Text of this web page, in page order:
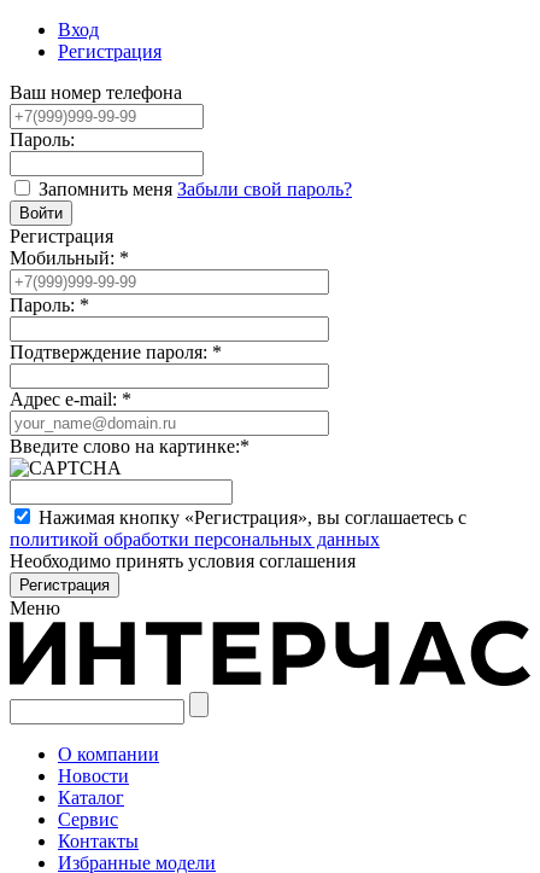
Вход
Регистрация
Ваш номер телефона
Пароль:
Запомнить меня Забыли свой пароль?
Регистрация
Мобильный: *
Пароль: *
Подтверждение пароля: *
Адрес e-mail: *
Введите слово на картинке:*
Нажимая кнопку «Регистрация», вы соглашаетесь с
политикой обработки персональных данных
Необходимо принять условия соглашения
Меню
О компании
Новости
Каталог
Сервис
Контакты
Избранные модели